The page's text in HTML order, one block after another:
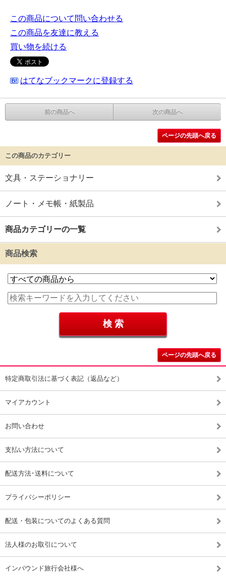
この商品について問い合わせる
この商品を友達に教える
買い物を続ける
はてなブックマークに登録する
前の商品へ 次の商品へ
ページの先頭へ戻る
この商品のカテゴリー
文具・ステーショナリー
ノート・メモ帳・紙製品
商品カテゴリーの一覧
商品検索
ページの先頭へ戻る
特定商取引法に基づく表記（返品など）
マイアカウント
お問い合わせ
支払い方法について
配送方法･送料について
プライバシーポリシー
配送・包装についてのよくある質問
法人様のお取引について
インバウンド旅行会社様へ